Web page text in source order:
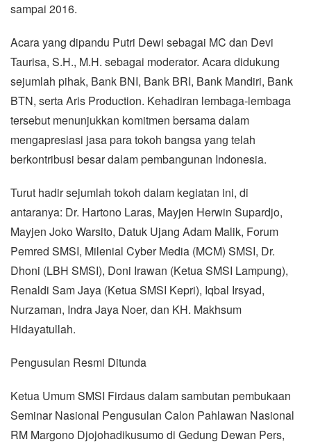
sampai 2016.
Acara yang dipandu Putri Dewi sebagai MC dan Devi
Taurisa, S.H., M.H. sebagai moderator. Acara didukung
sejumlah pihak, Bank BNI, Bank BRI, Bank Mandiri, Bank
BTN, serta Aris Production. Kehadiran lembaga-lembaga
tersebut menunjukkan komitmen bersama dalam
mengapresiasi jasa para tokoh bangsa yang telah
berkontribusi besar dalam pembangunan Indonesia.
Turut hadir sejumlah tokoh dalam kegiatan ini, di
antaranya: Dr. Hartono Laras, Mayjen Herwin Supardjo,
Mayjen Joko Warsito, Datuk Ujang Adam Malik, Forum
Pemred SMSI, Milenial Cyber Media (MCM) SMSI, Dr.
Dhoni (LBH SMSI), Doni Irawan (Ketua SMSI Lampung),
Renaldi Sam Jaya (Ketua SMSI Kepri), Iqbal Irsyad,
Nurzaman, Indra Jaya Noer, dan KH. Makhsum
Hidayatullah.
Pengusulan Resmi Ditunda
Ketua Umum SMSI Firdaus dalam sambutan pembukaan
Seminar Nasional Pengusulan Calon Pahlawan Nasional
RM Margono Djojohadikusumo di Gedung Dewan Pers,